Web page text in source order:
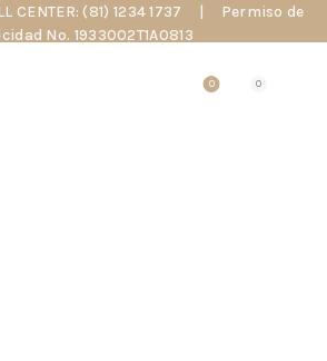
CENTER: (81) 1234 1737 |
Permiso de
No. 1933002T1A0813
0 0